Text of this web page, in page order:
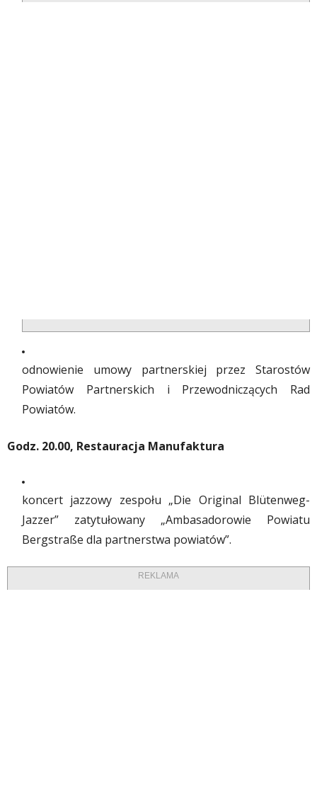
odnowienie umowy partnerskiej przez Starostów
Powiatów Partnerskich i Przewodniczących Rad
Powiatów.
Godz. 20.00, Restauracja Manufaktura
koncert jazzowy zespołu „Die Original Blütenweg-
Jazzer” zatytułowany „Ambasadorowie Powiatu
Bergstraße dla partnerstwa powiatów”.
REKLAMA